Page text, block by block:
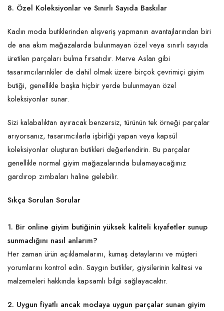
8. Özel Koleksiyonlar ve Sınırlı Sayıda Baskılar
Kadın moda butiklerinden alışveriş yapmanın avantajlarından biri
de ana akım mağazalarda bulunmayan özel veya sınırlı sayıda
üretilen parçaları bulma fırsatıdır. Merve Aslan gibi
tasarımcılarınkiler de dahil olmak üzere birçok çevrimiçi giyim
butiği, genellikle başka hiçbir yerde bulunmayan özel
koleksiyonlar sunar.
Sizi kalabalıktan ayıracak benzersiz, türünün tek örneği parçalar
arıyorsanız, tasarımcılarla işbirliği yapan veya kapsül
koleksiyonlar oluşturan butikleri değerlendirin. Bu parçalar
genellikle normal giyim mağazalarında bulamayacağınız
gardırop zımbaları haline gelebilir.
Sıkça Sorulan Sorular
1. Bir online giyim butiğinin yüksek kaliteli kıyafetler sunup
sunmadığını nasıl anlarım?
Her zaman ürün açıklamalarını, kumaş detaylarını ve müşteri
yorumlarını kontrol edin. Saygın butikler, giysilerinin kalitesi ve
malzemeleri hakkında kapsamlı bilgi sağlayacaktır.
2. Uygun fiyatlı ancak modaya uygun parçalar sunan giyim